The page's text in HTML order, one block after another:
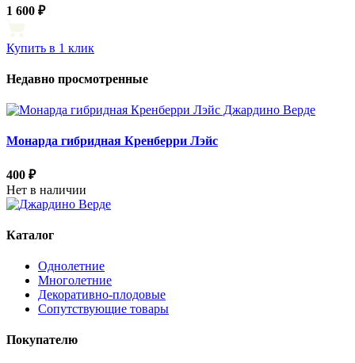
1 600 ₽
Купить в 1 клик
Недавно просмотренные
Монарда гибридная Кренберри Лэйс
400 ₽
Нет в наличии
Каталог
Однолетние
Многолетние
Декоративно-плодовые
Сопутствующие товары
Покупателю